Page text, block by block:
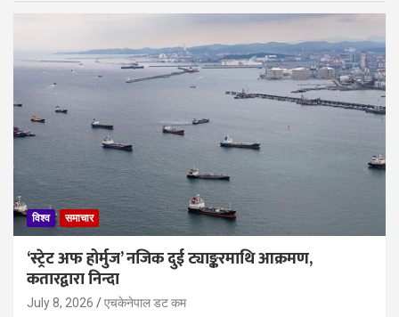
विश्व समाचार
‘स्ट्रेट अफ होर्मुज’ नजिक दुई ट्याङ्करमाथि आक्रमण,
कतारद्वारा निन्दा
July 8, 2026 एचकेनेपाल डट कम